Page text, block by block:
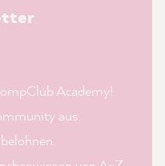
Academy!
aus.